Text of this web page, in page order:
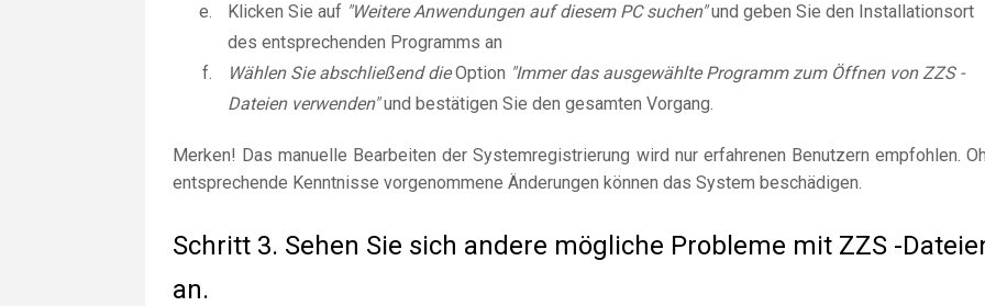
Klicken Sie auf "Weitere Anwendungen auf diesem PC suchen"und geben Sie den Installationsort
des entsprechenden Programms an
Wählen Sie abschließend dieOption "Immer das ausgewählte Programm zum Öffnen von ZZS -
Dateien verwenden"und bestätigen Sie den gesamten Vorgang.
Merken! Das manuelle Bearbeiten der Systemregistrierung wird nur erfahrenen Benutzern empfohlen.
entsprechende Kenntnisse vorgenommene Änderungen können das System beschädigen.
Schritt 3. Sehen Sie sich andere mögliche Probleme mit ZZS -
an.